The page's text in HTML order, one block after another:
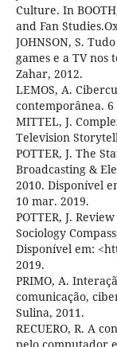
Culture. In
and Fan
JOHNSON, S.
games e a TV nos
Zahar, 2012.
LEMOS, A.
contemporânea.
MITTEL, J.
Television
POTTER, J. The
Broadcasting &
2010. Disponível
10 mar. 2019.
POTTER, J.
Sociology
Disponível em:
2019.
PRIMO, A.
comunicação,
Sulina, 2011.
RECUERO, R. A
pelo computador